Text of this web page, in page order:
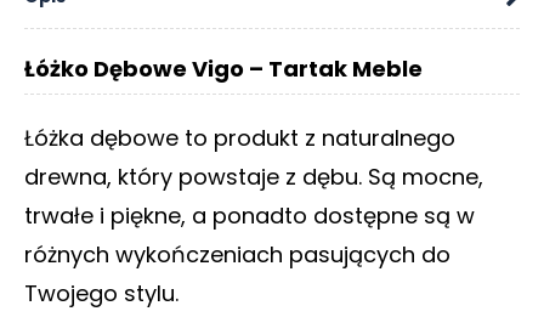
R
A
Łóżko Dębowe Vigo – Tartak Meble
Łóżka dębowe to produkt z naturalnego
drewna, który powstaje z dębu. Są mocne,
trwałe i piękne, a ponadto dostępne są w
różnych wykończeniach pasujących do
Twojego stylu.